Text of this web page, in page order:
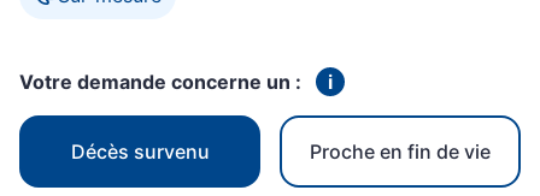
Votre demande concerne un : i
Décès survenu Proche en fin de vie